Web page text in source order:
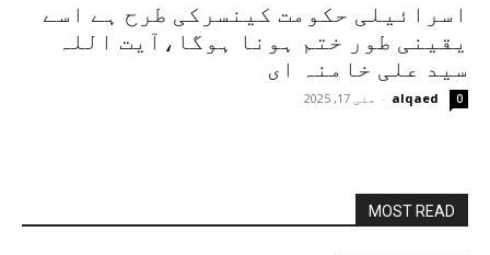
اسرائیلی حکومت کینسرکی طرح ہے اسے
یقینی طور ختم ہونا ہوگا،آیت اللہ
سید علی خامنہ ای
alqaed
- مئی 17, 2025 0
MOST READ